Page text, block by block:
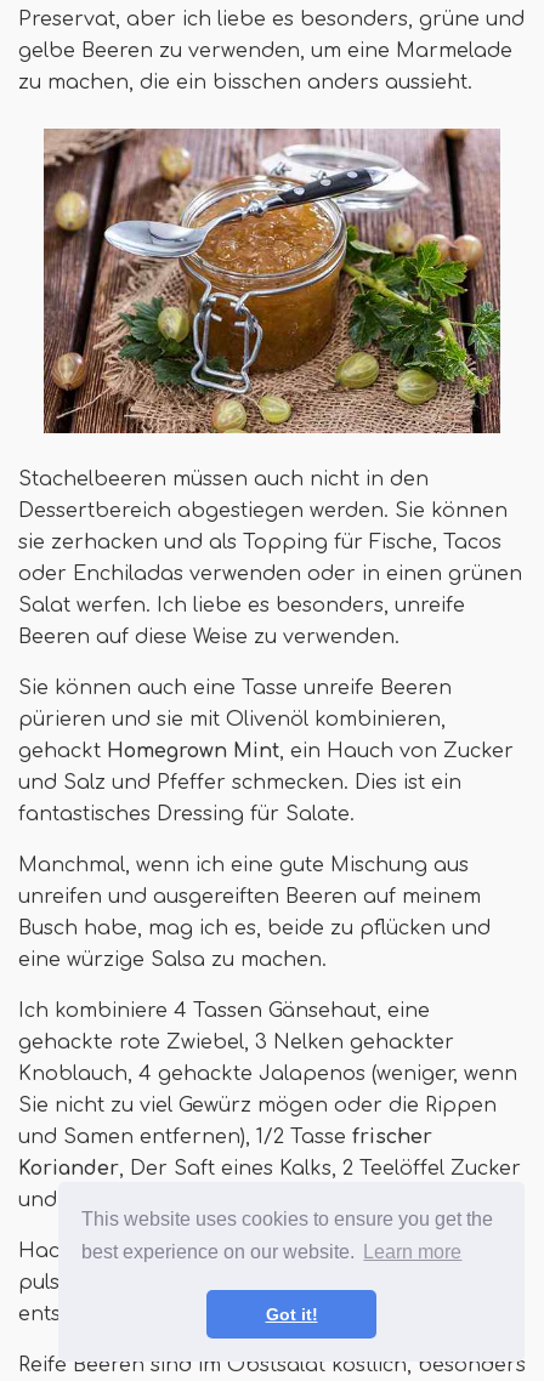
This website uses cookies to ensure you get the
best experience on our website.
Learn more
Got it!
Preservat, aber ich liebe es besonders, grüne und
gelbe Beeren zu verwenden, um eine Marmelade
zu machen, die ein bisschen anders aussieht.
Stachelbeeren müssen auch nicht in den
Dessertbereich abgestiegen werden. Sie können
sie zerhacken und als Topping für Fische, Tacos
oder Enchiladas verwenden oder in einen grünen
Salat werfen. Ich liebe es besonders, unreife
Beeren auf diese Weise zu verwenden.
Sie können auch eine Tasse unreife Beeren
pürieren und sie mit Olivenöl kombinieren,
gehackt Homegrown Mint, ein Hauch von Zucker
und Salz und Pfeffer schmecken. Dies ist ein
fantastisches Dressing für Salate.
Manchmal, wenn ich eine gute Mischung aus
unreifen und ausgereiften Beeren auf meinem
Busch habe, mag ich es, beide zu pflücken und
eine würzige Salsa zu machen.
Ich kombiniere 4 Tassen Gänsehaut, eine
gehackte rote Zwiebel, 3 Nelken gehackter
Knoblauch, 4 gehackte Jalapenos (weniger, wenn
Sie nicht zu viel Gewürz mögen oder die Rippen
und Samen entfernen), 1/2 Tasse frischer
Koriander, Der Saft eines Kalks, 2 Teelöffel Zucker
und ein Teelöffel Salz.
Hacken Sie alles in der Küchenmaschine und
pulsieren, bis die Konsistenz nach Ihren Wünschen
entspricht.
Reife Beeren sind im Obstsalat köstlich, besonders